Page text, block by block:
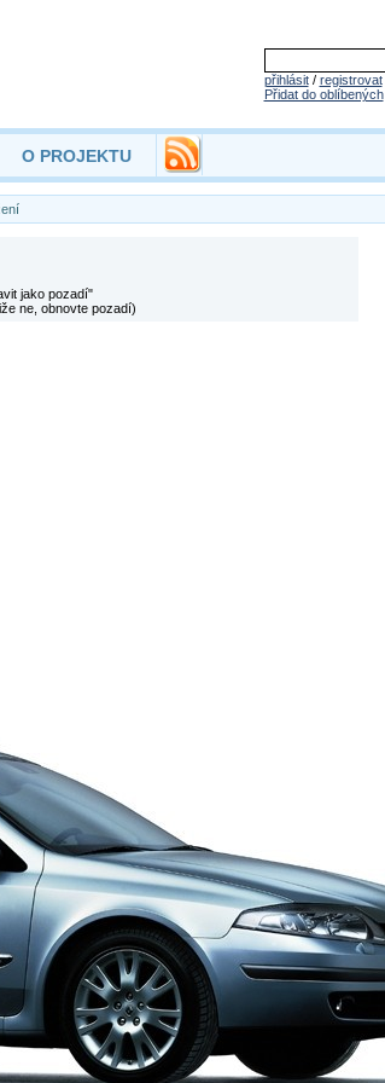
přihlásit/ registrovat
Přidat do oblíbených
O PROJEKTU
jako pozadí"
ne, obnovte pozadí)